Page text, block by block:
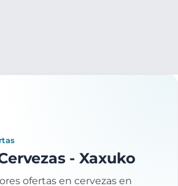
- Xaxuko
ofertas en cervezas en